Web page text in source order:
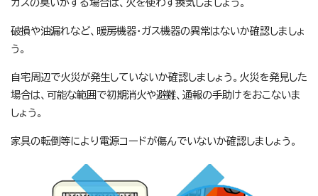
ガスの臭いがする場合は、火を使わず換気しましょう。
破損や油漏れなど、暖房機器・ガス機器の異常はないか確認しましょ
う。
自宅周辺で火災が発生していないか確認しましょう。火災を発見した
場合は、可能な範囲で初期消火や避難、通報の手助けをおこないま
しょう。
家具の転倒等により電源コードが傷んでいないか確認しましょう。